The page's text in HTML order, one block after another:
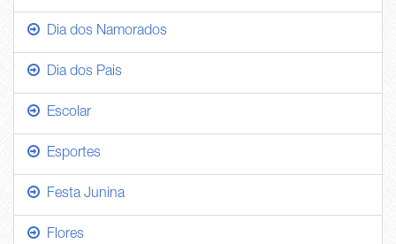
Dia dos Namorados
Dia dos Pais
Escolar
Esportes
Festa Junina
Flores